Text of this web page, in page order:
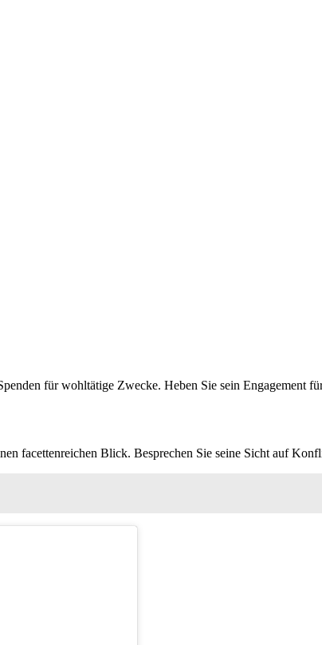
für wohltätige Zwecke. Heben Sie sein Engagement
facettenreichen Blick. Besprechen Sie seine Sicht auf